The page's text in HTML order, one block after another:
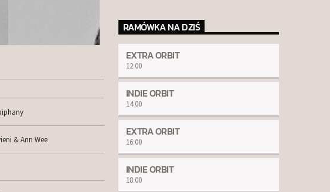
& Ann Wee
RAMÓWKA NA DZIŚ
EXTRA ORBIT
12:00
INDIE ORBIT
14:00
EXTRA ORBIT
16:00
INDIE ORBIT
18:00